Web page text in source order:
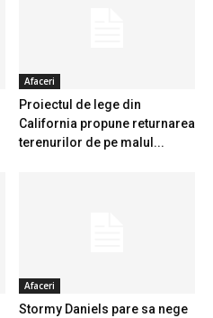
Afaceri
Proiectul de lege din
California propune returnarea
terenurilor de pe malul...
Afaceri
Stormy Daniels pare sa nege